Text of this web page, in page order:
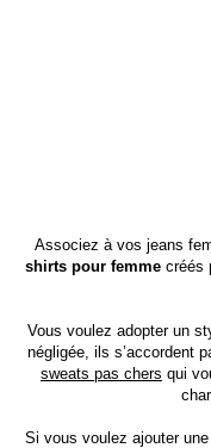
Associez à vos jeans
shirts pour femme créés
Vous voulez adopter un
négligée, ils s’accordent
sweats pas chers qui
Si vous voulez ajouter